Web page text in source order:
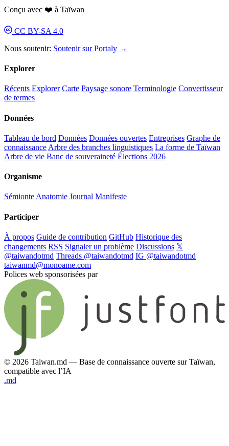
Conçu avec ❤️ à Taïwan
CC BY-SA 4.0
Nous soutenir: Soutenir sur Portaly →
Explorer
Récents Explorer Carte Paysage sonore Terminologie Convertisseur
de termes
Données
Tableau de bord Données Données ouvertes Entreprises Graphe de
connaissance Arbre des branches linguistiques La forme de Taïwan
Arbre de vie Banc de souveraineté Élections 2026
Organisme
SémionteAnatomie Journal Manifeste
Participer
À propos Guide de contribution GitHub Historique des
changements RSS Signaler un problème Discussions 𝕏
@taiwandotmd Threads @taiwandotmd IG @taiwandotmd
taiwanmd@monoame.com
Polices web sponsorisées par
© 2026 Taiwan.md — Base de connaissance ouverte sur Taïwan,
compatible avec l’IA
.md